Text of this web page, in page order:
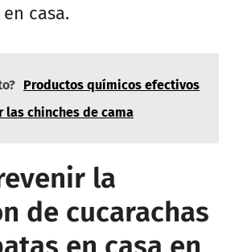
casa.
Productos químicos efectivos
las chinches de cama
la
de cucarachas